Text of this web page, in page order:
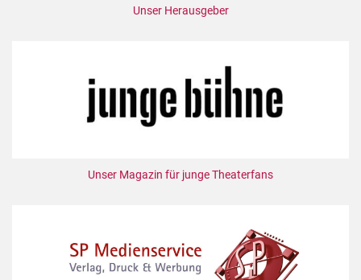
Unser Herausgeber
Unser Magazin für junge Theaterfans